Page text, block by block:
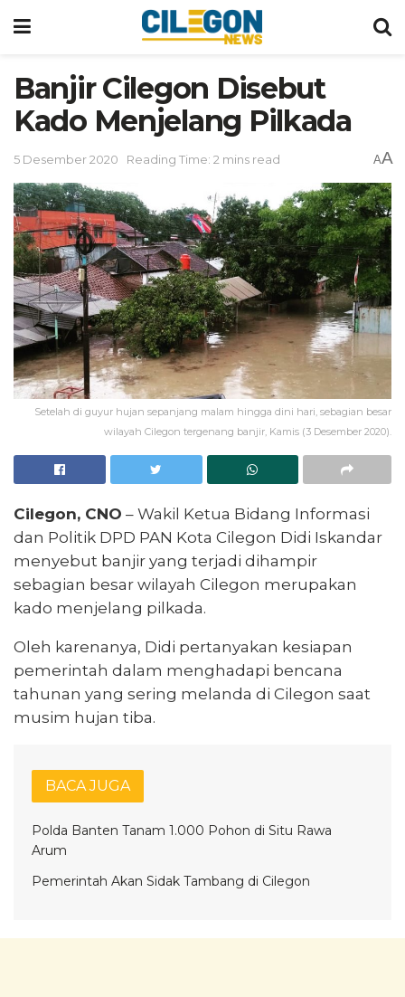
Banjir Cilegon Disebut
Kado Menjelang Pilkada
5 Desember 2020 Reading Time: 2 mins read AA
Setelah di guyur hujan sepanjang malam hingga dini hari, sebagian besar
wilayah Cilegon tergenang banjir, Kamis (3 Desember 2020).
Cilegon, CNO – Wakil Ketua Bidang Informasi
dan Politik DPD PAN Kota Cilegon Didi Iskandar
menyebut banjir yang terjadi dihampir
sebagian besar wilayah Cilegon merupakan
kado menjelang pilkada.
Oleh karenanya, Didi pertanyakan kesiapan
pemerintah dalam menghadapi bencana
tahunan yang sering melanda di Cilegon saat
musim hujan tiba.
BACA JUGA
Polda Banten Tanam 1.000 Pohon di Situ Rawa
Arum
Pemerintah Akan Sidak Tambang di Cilegon